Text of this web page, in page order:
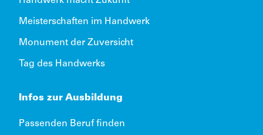
Meisterschaften im Handwerk
Monument der Zuversicht
Tag des Handwerks
Infos zur Ausbildung
Passenden Beruf finden